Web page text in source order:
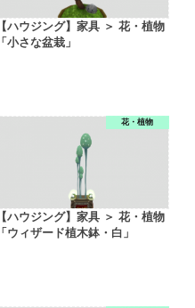
【ハウジング】家具 ＞ 花・植物
「小さな盆栽」
花・植物
【ハウジング】家具 ＞ 花・植物
「ウィザード植木鉢・白」